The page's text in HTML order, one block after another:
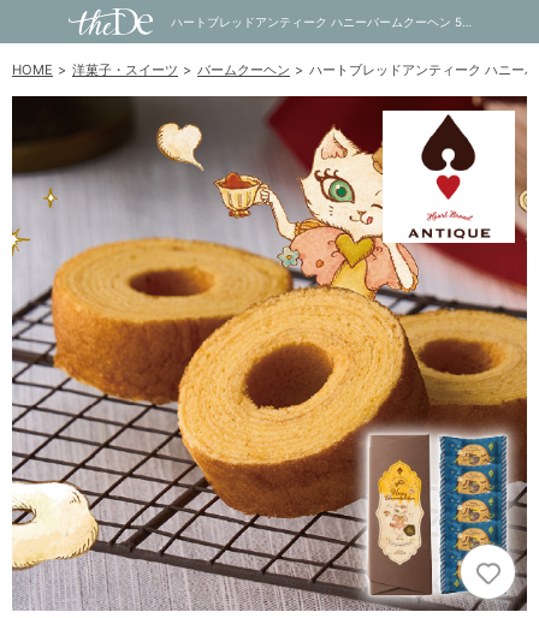
ハートブレッドアンティーク ハニーバームクーヘン 5個｜内祝い・お祝い・ギフト・贈り物の通販サイトtheDe(ザディー)
HOME 洋菓子・スイーツ バームクーヘン ハートブレッドアンティーク ハニー